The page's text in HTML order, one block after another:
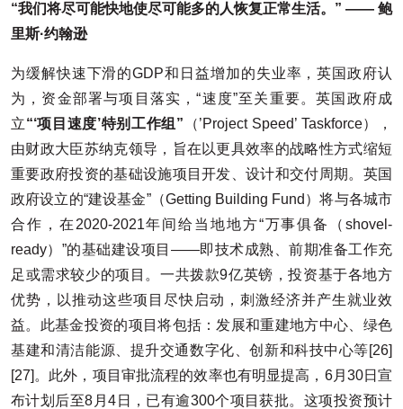
“我们将尽可能快地使尽可能多的人恢复正常生活。” —— 鲍
里斯·约翰逊
为缓解快速下滑的GDP和日益增加的失业率，英国政府认
为，资金部署与项目落实，“速度”至关重要。英国政府成
立“‘项目速度’特别工作组” （’Project Speed’ Taskforce），
由财政大臣苏纳克领导，旨在以更具效率的战略性方式缩短
重要政府投资的基础设施项目开发、设计和交付周期。英国
政府设立的“建设基金”（Getting Building Fund）将与各城市
合作，在2020-2021年间给当地地方“万事俱备（shovel-
ready）”的基础建设项目——即技术成熟、前期准备工作充
足或需求较少的项目。一共拨款9亿英镑，投资基于各地方
优势，以推动这些项目尽快启动，刺激经济并产生就业效
益。此基金投资的项目将包括：发展和重建地方中心、绿色
基建和清洁能源、提升交通数字化、创新和科技中心等[26]
[27]。此外，项目审批流程的效率也有明显提高，6月30日宣
布计划后至8月4日，已有逾300个项目获批。这项投资预计